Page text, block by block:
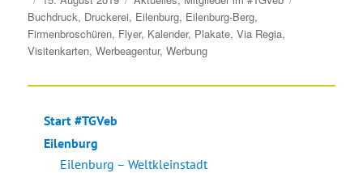
am
Buchdruck, Druckerei, Eilenburg, Eilenburg-Berg,
Firmenbroschüren, Flyer, Kalender, Plakate,Via Regia,
Visitenkarten,Werbeagentur,Werbung
Start #TGVeb
Eilenburg
Eilenburg – Weltkleinstadt